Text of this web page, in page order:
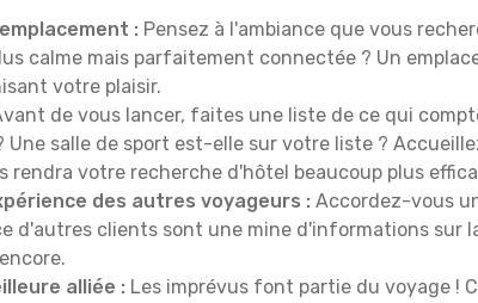
: Pensez à l'ambiance que vous
calme mais parfaitement connectée ? Un
votre plaisir.
de vous lancer, faites une liste de ce qui
Une salle de sport est-elle sur votre liste ?
rendra votre recherche d'hôtel beaucoup plus
des autres voyageurs : Accordez-vous
d'autres clients sont une mine d'informations sur
alliée : Les imprévus font partie du voyage !